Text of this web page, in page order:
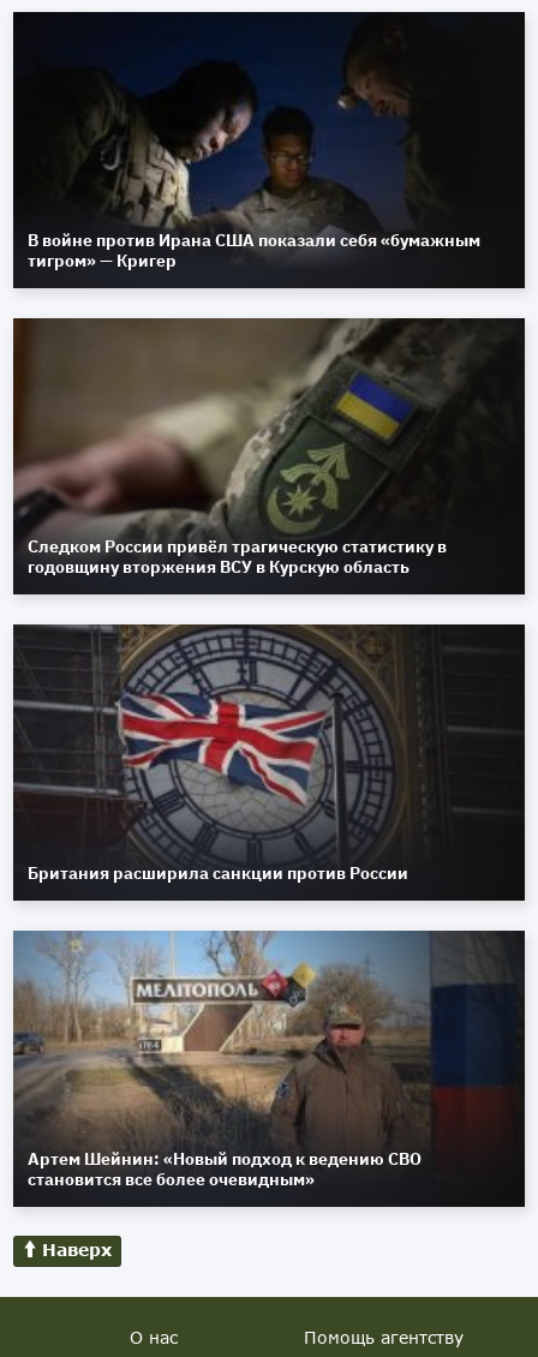
В войне против Ирана США показали себя «бумажным
тигром» — Кригер
Следком России привёл трагическую статистику в
годовщину вторжения ВСУ в Курскую область
Британия расширила санкции против России
Артем Шейнин: «Новый подход к ведению СВО
становится все более очевидным»
Наверх
О нас Помощь агентству